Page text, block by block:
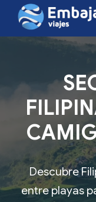
Descubre
entre playas